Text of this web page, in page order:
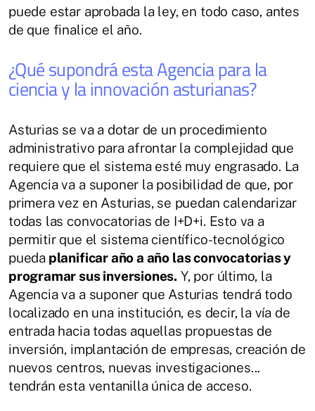
puede estar aprobada la ley, en todo caso, antes
de que finalice el año.
¿Qué supondrá esta Agencia para la
ciencia y la innovación asturianas?
Asturias se va a dotar de un procedimiento
administrativo para afrontar la complejidad que
requiere que el sistema esté muy engrasado. La
Agencia va a suponer la posibilidad de que, por
primera vez en Asturias, se puedan calendarizar
todas las convocatorias de I+D+i. Esto va a
permitir que el sistema científico-tecnológico
pueda planificar año a año las convocatorias y
programar sus inversiones. Y, por último, la
Agencia va a suponer que Asturias tendrá todo
localizado en una institución, es decir, la vía de
entrada hacia todas aquellas propuestas de
inversión, implantación de empresas, creación de
nuevos centros, nuevas investigaciones...
tendrán esta ventanilla única de acceso.